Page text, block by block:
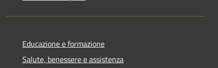
Educazione e formazione
Salute, benessere e assistenza